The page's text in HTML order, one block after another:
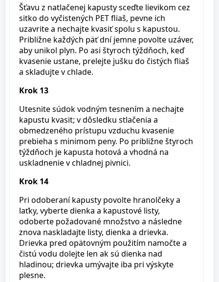
Šťavu z natlačenej kapusty sceďte lievikom cez
sitko do vyčistených PET fliaš, pevne ich
uzavrite a nechajte kvasiť spolu s kapustou.
Približne každých päť dní jemne povolte uzáver,
aby unikol plyn. Po asi štyroch týždňoch, keď
kvasenie ustane, prelejte jušku do čistých fliaš
a skladujte v chlade.
Krok 13
Utesnite súdok vodným tesnením a nechajte
kapustu kvasit; v dôsledku stlačenia a
obmedzeného prístupu vzduchu kvasenie
prebieha s minimom peny. Po približne štyroch
týždňoch je kapusta hotová a vhodná na
uskladnenie v chladnej pivnici.
Krok 14
Pri odoberaní kapusty povolte hranolčeky a
laťky, vyberte dienka a kapustové listy,
odoberte požadované množstvo a následne
znova naskladajte listy, dienka a drievka.
Drievka pred opätovným použitím namočte a
čistú vodu dolejte len ak sú dienka nad
hladinou; drievka umývajte iba pri výskyte
plesne.